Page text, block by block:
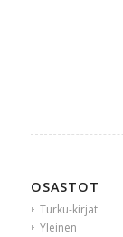
OSASTOT
Turku-kirjat
Yleinen